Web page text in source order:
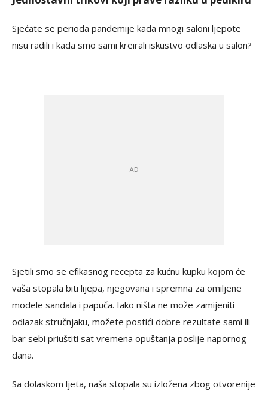
Sjećate se perioda pandemije kada mnogi saloni ljepote
nisu radili i kada smo sami kreirali iskustvo odlaska u salon?
Sjetili smo se efikasnog recepta za kućnu kupku kojom će
vaša stopala biti lijepa, njegovana i spremna za omiljene
modele sandala i papuča. Iako ništa ne može zamijeniti
odlazak stručnjaku, možete postići dobre rezultate sami ili
bar sebi priuštiti sat vremena opuštanja poslije napornog
dana.
Sa dolaskom ljeta, naša stopala su izložena zbog otvorenije